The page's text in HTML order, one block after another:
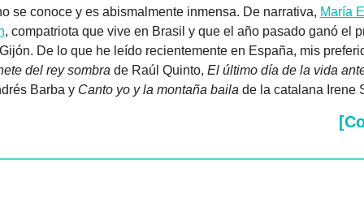
se conoce y es abismalmente inmensa. De narrativa, María
, compatriota que vive en Brasil y que el año pasado ganó el
del rey sombra de Raúl Quinto, El último día de la vida
Barba y Canto yo y la montaña baila de la catalana Irene